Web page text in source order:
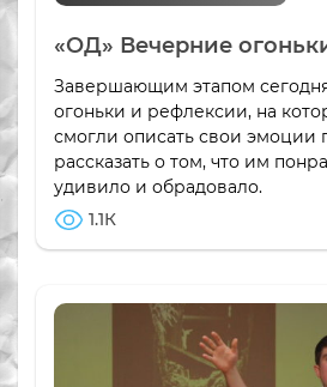
«ОД» Вечерние
Завершающим этапом
огоньки и рефлексии, на
смогли описать свои эмоции
рассказать о том, что им
удивило и обрадовало.
1.1К